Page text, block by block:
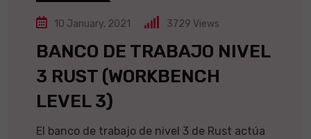
10 January, 2021 3729 Views
BANCO DE TRABAJO NIVEL
3 RUST (WORKBENCH
LEVEL 3)
El banco de trabajo de nivel 3 de Rust actúa